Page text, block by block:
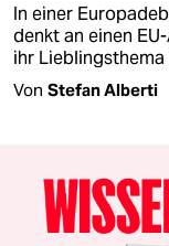
In einer
denkt an einen
ihr Lieblingsthema
Von Stefan Alberti